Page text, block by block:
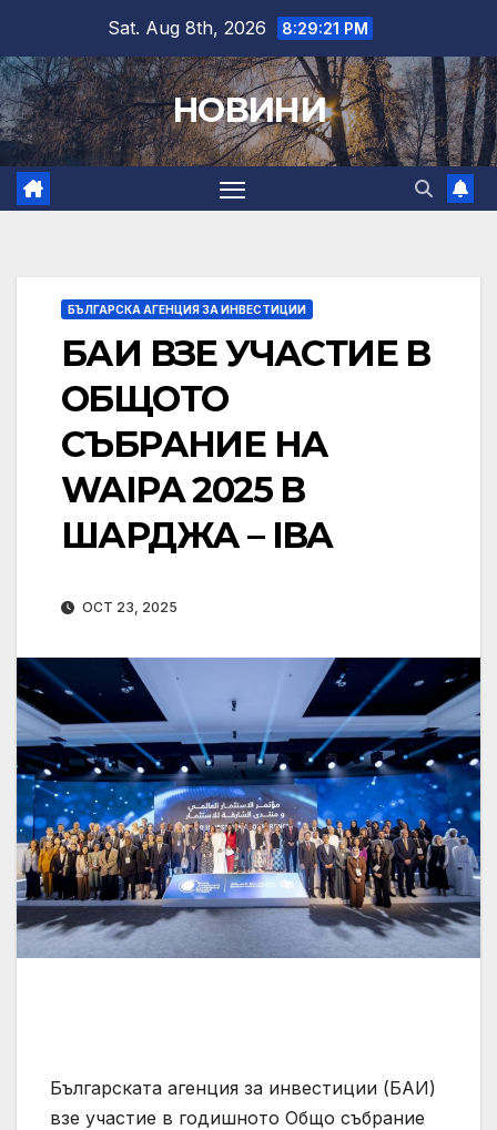
content
Sat. Aug 8th, 2026 8:29:22 PM
НОВИНИ
БЪЛГАРСКА АГЕНЦИЯ ЗА ИНВЕСТИЦИИ
БАИ ВЗЕ УЧАСТИЕ В
ОБЩОТО
СЪБРАНИЕ НА
WAIPA 2025 В
ШАРДЖА – IBA
OCT 23, 2025
Българската агенция за инвестиции (БАИ)
взе участие в годишното Общо събрание